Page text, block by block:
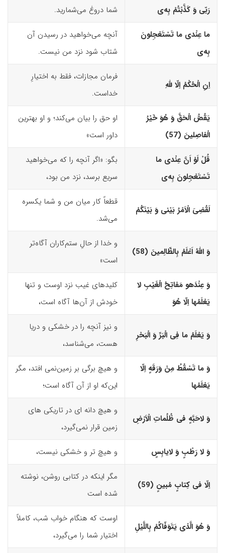
رَبّى وَ کَذَّبْتُمْ بِه‌ى
شما دروغ می‌شمارید.
ما عِنْدى ما تَسْتَعْجِلونَ
بِه‌ى
آنچه می‌خواهید در رسیدن آن
شتاب شود نزد من نیست.
اِنِ الْحُکْمُ اِلّا للّهِ
فرمان مجازات، فقط به اختیارِ
خداست.
یَقُصُّ الْحَقَّ وَ هُوَ خَیْرُ
الْفاصِلینَ (57)‏
او حق را بیان می‌کند؛ و او بهترین
داور است»
قُلْ لَوْ اَنَّ عِنْدى ما
تَسْتَعْجِلونَ بِه‌ى
بگو: «اگر آنچه را که می‌خواهید
سریع برسد، نزد من بود،
لَقُضِیَ الْاَمْرُ بَیْنى وَ بَیْنَکُمْ
قطعاً کار میان من و شما یکسره
می‌شد.
وَ اللّهُ اَعْلَمُ بِالظّالِمینَ (58)‏
و خدا از حالِ ستم‌کاران آگاه‌تر
است»
وَ عِنْدَهو مَفاتِحُ الْغَیْبِ لا
یَعْلَمُها اِلّا هُوَ
کلیدهای غیب نزد اوست و تنها
خودش از آن‌ها آگاه است،
وَ یَعْلَمُ ما فِى الْبَرِّ وَ الْبَحْرِ
و نیز آنچه را در خشکی و دریا
هست، می‌شناسد،
وَ ما تَسْقُطُ مِنْ وَرَقَهٍ اِلّا
یَعْلَمُها
و هیچ برگی بر زمین‌نمی ‌افتد، مگر
این‌که او از آن آگاه است؛
وَ لاحَبَّهٍ فى ظُلُماتِ الْاَرْضِ
و هیچ دانه ‌ای در تاریکی ‌های
زمین قرار نمی‌گیرد،
وَ لا رَطْبٍ وَ لایابِسٍ و هیچ تر و خشکی نیست،
اِلّا فى کِتابٍ مُبینٍ (59)‏
مگر اینکه در کتابی روشن، نوشته
شده است
وَ هُوَ الَّذى یَتَوَفّاکُمْ بِاللَّیْلِ
اوست که هنگام خواب شب، کاملاً
اختیار شما را می‌گیرد،